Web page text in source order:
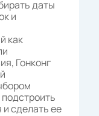
даты
и
как
Гонконг
сделать ее